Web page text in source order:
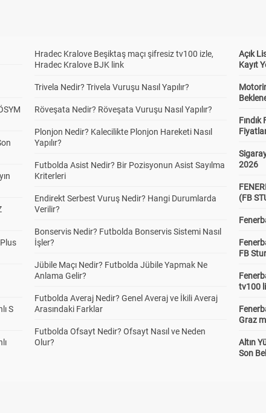
S
Hradec Kralove Beşiktaş maçı şifresiz tv100 izle,
Hradec Kralove BJK link
Trivela Nedir? Trivela Vuruşu Nasıl Yapılır?
Röveşata Nedir? Röveşata Vuruşu Nasıl Yapılır?
Plonjon Nedir? Kalecilikte Plonjon Hareketi Nasıl
Yapılır?
Futbolda Asist Nedir? Bir Pozisyonun Asist Sayılma
Kriterleri
Endirekt Serbest Vuruş Nedir? Hangi Durumlarda
Verilir?
Bonservis Nedir? Futbolda Bonservis Sistemi Nasıl
İşler?
Jübile Maçı Nedir? Futbolda Jübile Yapmak Ne
Anlama Gelir?
Futbolda Averaj Nedir? Genel Averaj ve İkili Averaj
Arasındaki Farklar
Futbolda Ofsayt Nedir? Ofsayt Nasıl ve Neden
Olur?
Açık
Kayıt
Fındık
2026
(FB
FB
tv100
Graz
Altın
Son